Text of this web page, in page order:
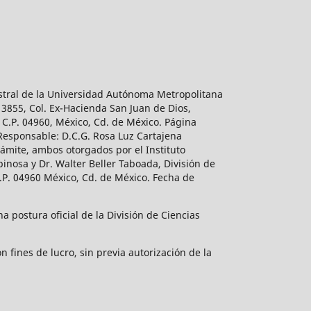
de la Universidad Autónoma Metropolitana
Col. Ex-Hacienda San Juan de Dios,
04960, México, Cd. de México. Página
D.C.G. Rosa Luz Cartajena
ambos otorgados por el Instituto
y Dr. Walter Beller Taboada, División de
04960 México, Cd. de México. Fecha de
postura oficial de la División de Ciencias
fines de lucro, sin previa autorización de la